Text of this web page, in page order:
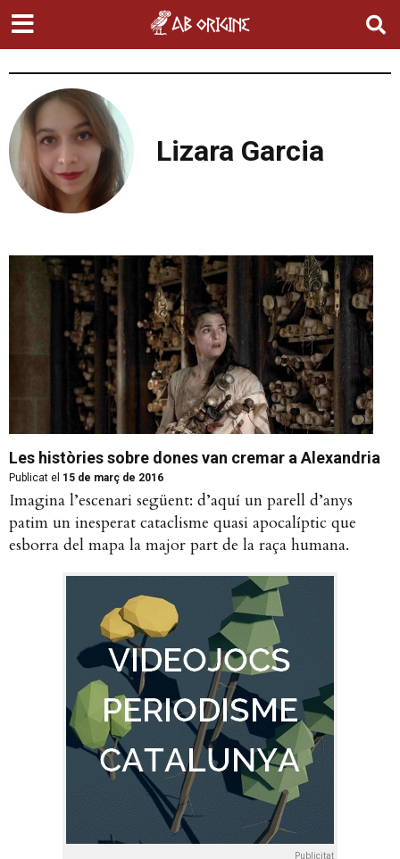
Lizara Garcia
Les històries sobre dones van cremar a Alexandria
Publicat el 15 de març de 2016
Imagina l’escenari següent: d’aquí un parell d’anys
patim un inesperat cataclisme quasi apocalíptic que
esborra del mapa la major part de la raça humana.
Publicitat